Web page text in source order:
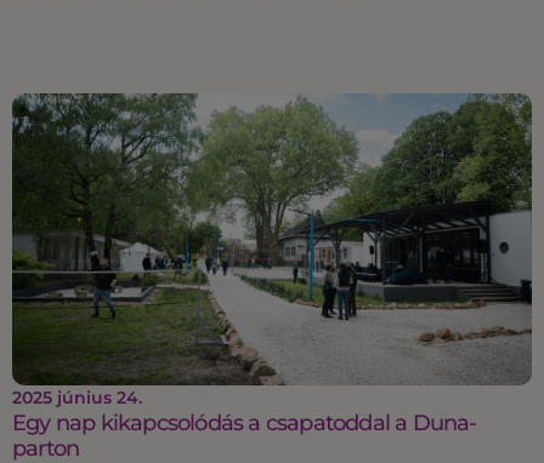
2025 június 24.
Egy nap kikapcsolódás a csapatoddal a Duna-
parton